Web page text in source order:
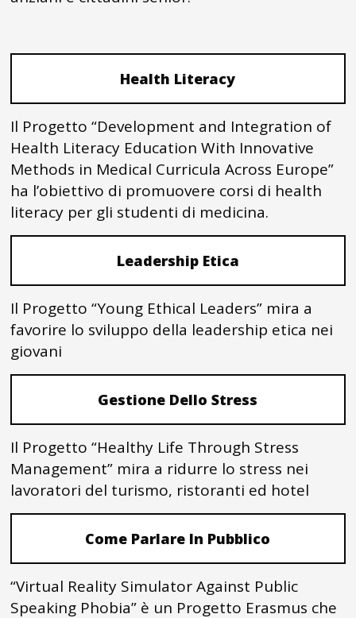
Health Literacy
Il Progetto “Development and Integration of
Health Literacy Education With Innovative
Methods in Medical Curricula Across Europe”
ha l’obiettivo di promuovere corsi di health
literacy per gli studenti di medicina.
Leadership Etica
Il Progetto “Young Ethical Leaders” mira a
favorire lo sviluppo della leadership etica nei
giovani
Gestione Dello Stress
Il Progetto “Healthy Life Through Stress
Management” mira a ridurre lo stress nei
lavoratori del turismo, ristoranti ed hotel
Come Parlare In Pubblico
“Virtual Reality Simulator Against Public
Speaking Phobia” è un Progetto Erasmus che